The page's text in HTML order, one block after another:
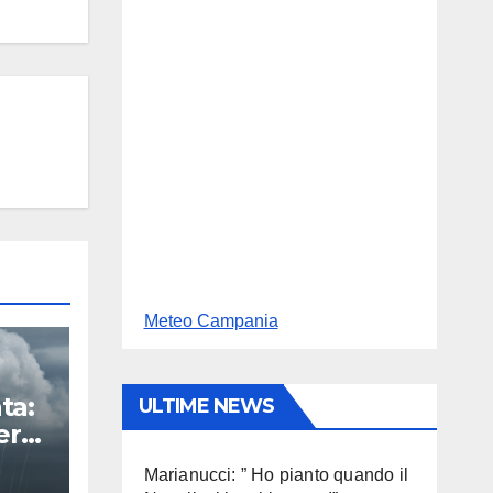
Meteo Campania
ULTIME NEWS
Marianucci: ” Ho pianto quando il